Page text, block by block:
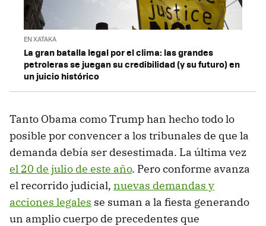
EN XATAKA
La gran batalla legal por el clima: las grandes
petroleras se juegan su credibilidad (y su futuro) en
un juicio histórico
Tanto Obama como Trump han hecho todo lo
posible por convencer a los tribunales de que la
demanda debía ser desestimada. La última vez
el 20 de julio de este año. Pero conforme avanza
el recorrido judicial, nuevas demandas y
acciones legales se suman a la fiesta generando
un amplio cuerpo de precedentes que